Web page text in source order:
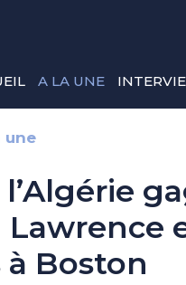
A LA UNE
une
Boston